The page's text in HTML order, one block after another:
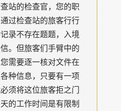
站的检查官，您的职
过检查站的旅客行行
录不存在题题，入境
。但旅客们手臂中的
需要逐一核对文件在
种信息，只要有一项
须将这位旅客拒之门
的工作时间是有限制